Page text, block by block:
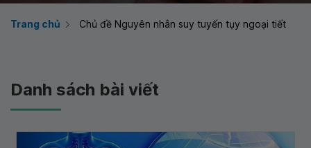
Trang chủ Chủ đề Nguyên nhân suy tuyến tụy ngoại tiết
Danh sách bài viết